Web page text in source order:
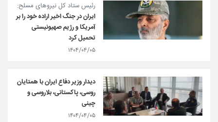
رئیس ستاد کل نیروهای مسلح:
ایران در جنگ اخیر اراده خود را بر
آمریکا و رژیم صهیونیستی
تحمیل کرد
۱۴۰۴/۰۴/۰۵
دیدار وزیر دفاع ایران با همتایان
روسی، پاکستانی، بلاروسی و
چینی
۱۴۰۴/۰۴/۰۵